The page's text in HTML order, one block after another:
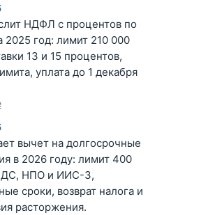
НДФЛ с процентов по
2025 год: лимит 210 000
13 и 15 процентов,
уплата до 1 декабря
вычет на долгосрочные
в 2026 году: лимит 400
НПО и ИИС-3,
сроки, возврат налога и
расторжения.